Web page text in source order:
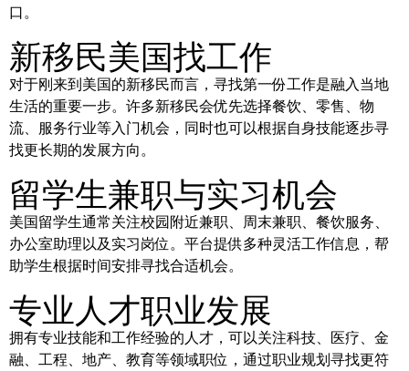
口。
新移民美国找工作
对于刚来到美国的新移民而言，寻找第一份工作是融入当地
生活的重要一步。许多新移民会优先选择餐饮、零售、物
流、服务行业等入门机会，同时也可以根据自身技能逐步寻
找更长期的发展方向。
留学生兼职与实习机会
美国留学生通常关注校园附近兼职、周末兼职、餐饮服务、
办公室助理以及实习岗位。平台提供多种灵活工作信息，帮
助学生根据时间安排寻找合适机会。
专业人才职业发展
拥有专业技能和工作经验的人才，可以关注科技、医疗、金
融、工程、地产、教育等领域职位，通过职业规划寻找更符